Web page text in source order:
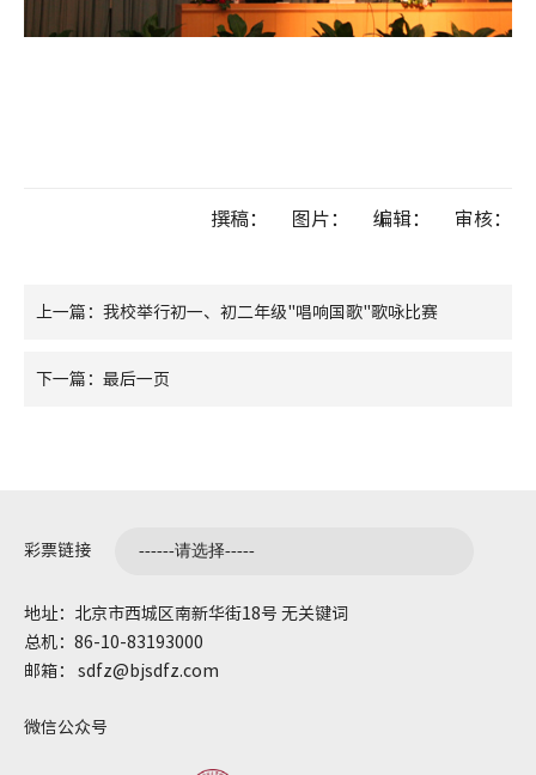
撰稿： 图片： 编辑： 审核：
上一篇：我校举行初一、初二年级"唱响国歌"歌咏比赛
下一篇：最后一页
彩票链接
地址：北京市西城区南新华街18号 无关键词
总机：86-10-83193000
邮箱： sdfz@bjsdfz.com
微信公众号